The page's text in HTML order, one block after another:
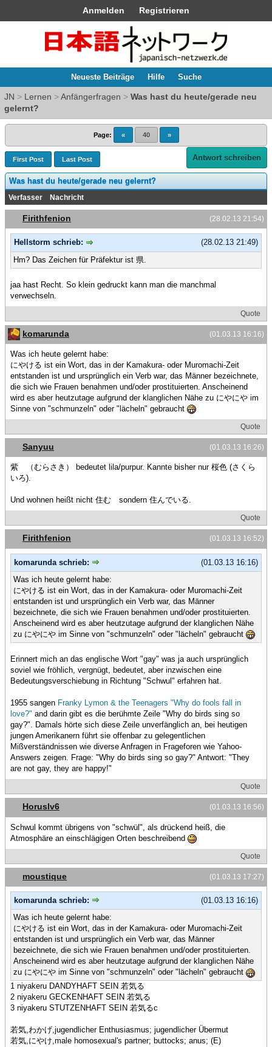
Anmelden Registrieren
Neueste Beiträge Hilfe Suche
JN > Lernen >Anfängerfragen > Was hast du heute/gerade neu
gelernt?
Page: « 40 »
First Post Last Post Antwort schreiben
Was hast du heute/gerade neu gelernt?
Verfasser Nachricht
(28.02.13 21:54)
Firithfenion
(28.02.13 21:49)
Hellstorm schrieb:
Hm? Das Zeichen für Präfektur ist 県.
jaa hast Recht. So klein gedruckt kann man die manchmal
verwechseln.
Quote
(01.03.13 16:16)
komarunda
Was ich heute gelernt habe:
にやける ist ein Wort, das in der Kamakura- oder Muromachi-Zeit
entstanden ist und ursprünglich ein Verb war, das Männer bezeichnete,
die sich wie Frauen benahmen und/oder prostituierten. Anscheinend
wird es aber heutzutage aufgrund der klanglichen Nähe zu にやにや im
Sinne von "schmunzeln" oder "lächeln" gebraucht
Quote
(01.03.13 16:26)
Sanyuu
紫 （むらさき） bedeutet lila/purpur. Kannte bisher nur 桜色 (さくら
いろ).
Und wohnen heißt nicht 住む sondern 住んでいる.
Quote
(01.03.13 16:52)
Firithfenion
(01.03.13 16:16)
komarunda schrieb:
Was ich heute gelernt habe:
にやける ist ein Wort, das in der Kamakura- oder Muromachi-Zeit
entstanden ist und ursprünglich ein Verb war, das Männer
bezeichnete, die sich wie Frauen benahmen und/oder prostituierten.
Anscheinend wird es aber heutzutage aufgrund der klanglichen Nähe
zu にやにや im Sinne von "schmunzeln" oder "lächeln" gebraucht
Erinnert mich an das englische Wort "gay" was ja auch ursprünglich
soviel wie fröhlich, vergnügt, bedeutet, aber inzwischen eine
Bedeutungsverschiebung in Richtung "Schwul" erfahren hat.
1955 sangen Franky Lymon & the Teenagers "Why do fools fall in
love?" and darin gibt es die berühmte Zeile "Why do birds sing so
gay?". Damals hörte sich diese Zeile unverfänglich an, bei heutigen
jungen Amerikanern führt sie offenbar zu gelegentlichen
Mißverständnissen wie diverse Anfragen in Frageforen wie Yahoo-
Answers zeigen. Frage: "Why do birds sing so gay?" Antwort: "They
are not gay, they are happy!"
Quote
(01.03.13 16:56)
Horuslv6
Schwul kommt übrigens von "schwül", als drückend heiß, die
Atmosphäre an einschlägigen Orten beschreibend
Quote
(01.03.13 17:27)
moustique
(01.03.13 16:16)
komarunda schrieb:
Was ich heute gelernt habe:
にやける ist ein Wort, das in der Kamakura- oder Muromachi-Zeit
entstanden ist und ursprünglich ein Verb war, das Männer
bezeichnete, die sich wie Frauen benahmen und/oder prostituierten.
Anscheinend wird es aber heutzutage aufgrund der klanglichen Nähe
zu にやにや im Sinne von "schmunzeln" oder "lächeln" gebraucht
1 niyakeru DANDYHAFT SEIN 若気る
2 niyakeru GECKENHAFT SEIN 若気る
3 niyakeru STUTZENHAFT SEIN 若気るc
若気,わかげ,jugendlicher Enthusiasmus; jugendlicher Übermut
若気,にやけ,male homosexual's partner; buttocks; anus; (E)